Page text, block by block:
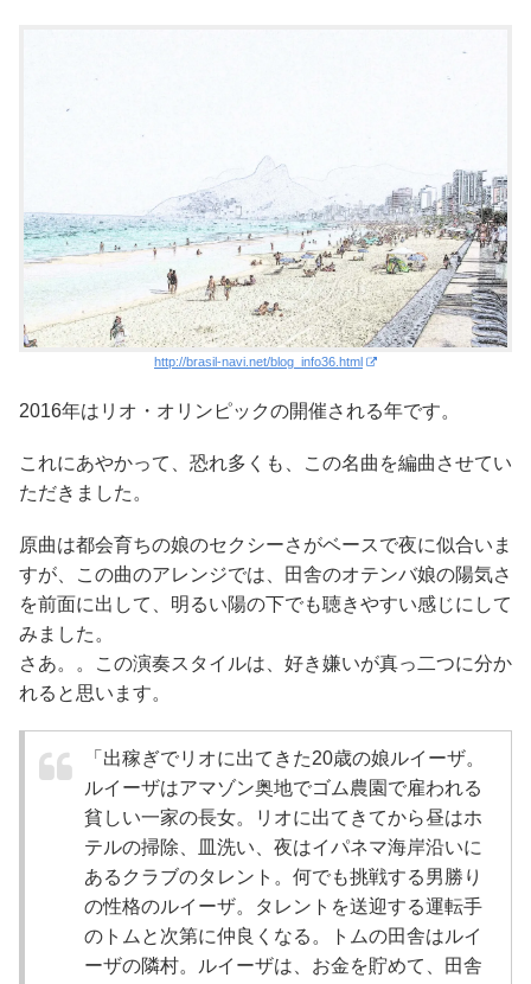
http://brasil-navi.net/blog_info36.html
2016年はリオ・オリンピックの開催される年です。
これにあやかって、恐れ多くも、この名曲を編曲させてい
ただきました。
原曲は都会育ちの娘のセクシーさがベースで夜に似合いま
すが、この曲のアレンジでは、田舎のオテンバ娘の陽気さ
を前面に出して、明るい陽の下でも聴きやすい感じにして
みました。
さあ。。この演奏スタイルは、好き嫌いが真っ二つに分か
れると思います。
「出稼ぎでリオに出てきた20歳の娘ルイーザ。
ルイーザはアマゾン奥地でゴム農園で雇われる
貧しい一家の長女。リオに出てきてから昼はホ
テルの掃除、皿洗い、夜はイパネマ海岸沿いに
あるクラブのタレント。何でも挑戦する男勝り
の性格のルイーザ。タレントを送迎する運転手
のトムと次第に仲良くなる。トムの田舎はルイ
ーザの隣村。ルイーザは、お金を貯めて、田舎